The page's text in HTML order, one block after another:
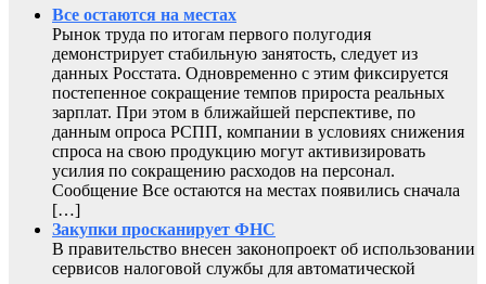
Все остаются на местах
Рынок труда по итогам первого полугодия
демонстрирует стабильную занятость, следует из
данных Росстата. Одновременно с этим фиксируется
постепенное сокращение темпов прироста реальных
зарплат. При этом в ближайшей перспективе, по
данным опроса РСПП, компании в условиях снижения
спроса на свою продукцию могут активизировать
усилия по сокращению расходов на персонал.
Сообщение Все остаются на местах появились сначала
[…]
Закупки просканирует ФНС
В правительство внесен законопроект об использовании
сервисов налоговой службы для автоматической